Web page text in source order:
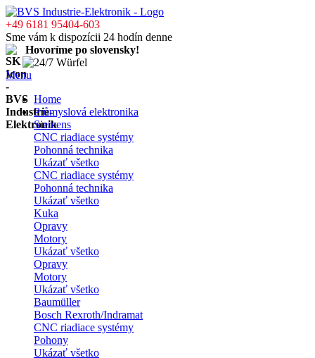
+49 6181 95404-603
Sme vám k dispozícii 24 hodín denne
Hovoríme po slovensky!
Menu
Home
Průmyslová elektronika
Siemens
CNC riadiace systémy
Pohonná technika
Ukázať všetko
CNC riadiace systémy
Pohonná technika
Ukázať všetko
Kuka
Opravy
Motory
Ukázať všetko
Opravy
Motory
Ukázať všetko
Baumüller
Bosch Rexroth/Indramat
CNC riadiace systémy
Pohony
Ukázať všetko